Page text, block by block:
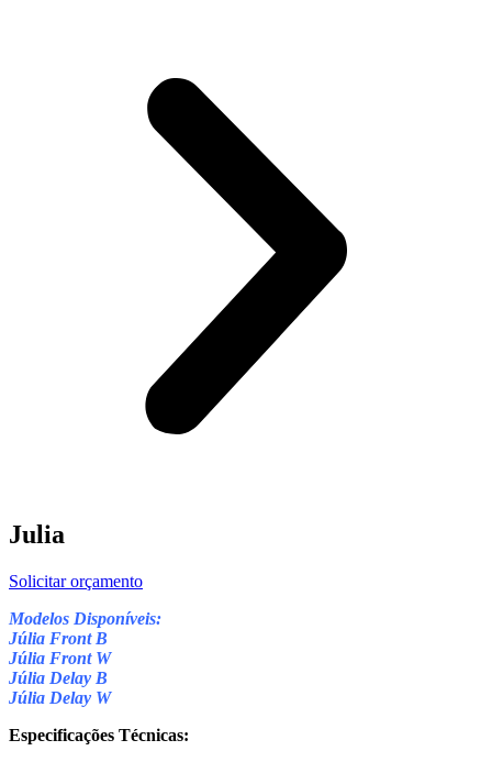
Julia
Solicitar orçamento
Modelos Disponíveis:
Júlia Front B
Júlia Front W
Júlia Delay B
Júlia Delay W
Especificações Técnicas: